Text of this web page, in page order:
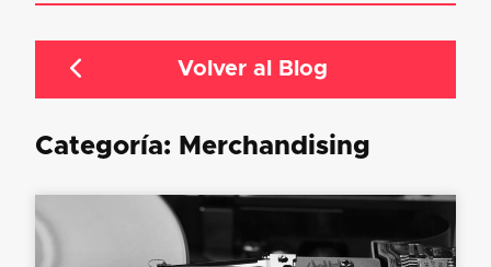
Categoría: Merchandising
Volver al Blog